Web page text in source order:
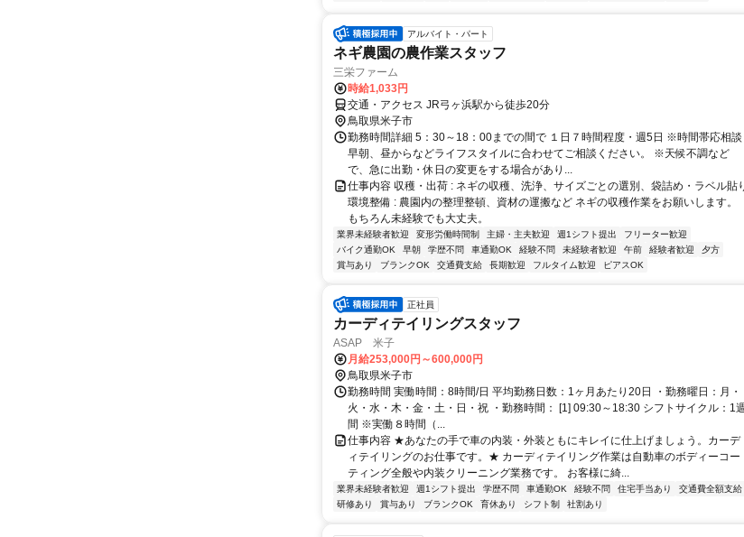
アルバイト・パート
ネギ農園の農作業スタッフ
三栄ファーム
時給1,033円
交通・アクセス JR弓ヶ浜駅から徒歩20分
鳥取県米子市
勤務時間詳細 5：30～18：00までの間で １日７時間程度・週5日 ※時間帯応相談
早朝、昼からなどライフスタイルに合わせてご相談ください。 ※天候不調など
で、急に出勤・休日の変更をする場合があり...
仕事内容 収穫・出荷 : ネギの収穫、洗浄、サイズごとの選別、袋詰め・ラベル貼
環境整備 : 農園内の整理整頓、資材の運搬など ネギの収穫作業をお願いします。
もちろん未経験でも大丈夫。
業界未経験者歓迎 変形労働時間制 主婦・主夫歓迎 週1シフト提出
フリーター歓迎
バイク通勤OK
早朝 学歴不問 車通勤OK 経験不問 未経験者歓迎 午前 経験者歓迎
夕方
賞与あり
ブランクOK 交通費支給 長期歓迎 フルタイム歓迎 ピアスOK
正社員
カーディテイリングスタッフ
ASAP 米子
月給253,000円～600,000円
鳥取県米子市
勤務時間 実働時間：8時間/日 平均勤務日数：1ヶ月あたり20日 ・勤務曜日：月・
火・水・木・金・土・日・祝 ・勤務時間： [1] 09:30～18:30 シフトサイクル：1
間 ※実働８時間（...
仕事内容 ★あなたの手で車の内装・外装ともにキレイに仕上げましょう。カーデ
ィテイリングのお仕事です。★ カーディテイリング作業は自動車のボディーコー
ティング全般や内装クリーニング業務です。 お客様に綺...
業界未経験者歓迎 週1シフト提出 学歴不問 車通勤OK 経験不問 住宅手当あり
交通費全額支給
研修あり
賞与あり ブランクOK 育休あり シフト制 社割あり